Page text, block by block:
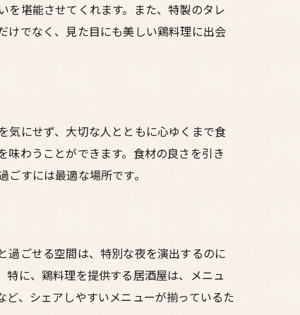
を堪能させてくれます。また、特製のタレ
けでなく、見た目にも美しい鶏料理に出会
気にせず、大切な人とともに心ゆくまで食
わうことができます。食材の良さを引き
すには最適な場所です。
過ごせる空間は、特別な夜を演出するのに
に、鶏料理を提供する居酒屋は、メニュ
、シェアしやすいメニューが揃っているた